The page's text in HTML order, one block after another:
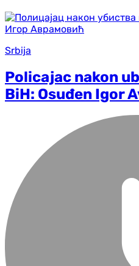
Srbija
Policajac nakon
BiH: Osuđen Igor